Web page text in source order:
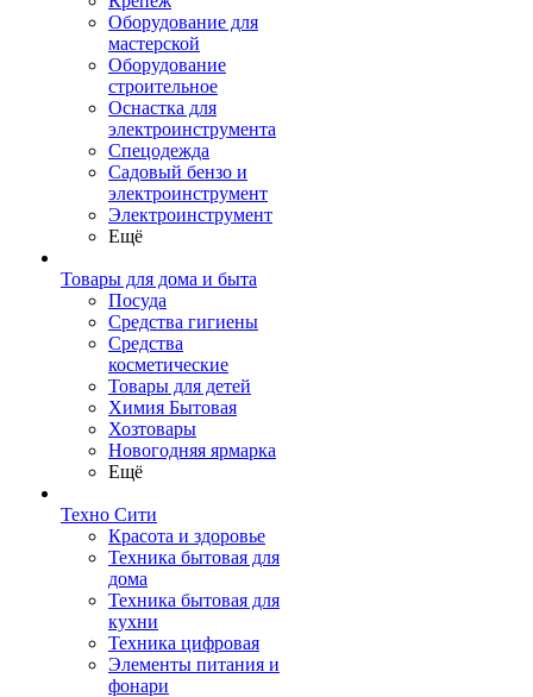
Оборудование для
мастерской
Оборудование
строительное
Оснастка для
электроинструмента
Спецодежда
Садовый бензо и
электроинструмент
Электроинструмент
Ещё
Товары для дома и быта
Посуда
Средства гигиены
Средства
косметические
Товары для детей
Химия Бытовая
Хозтовары
Новогодняя ярмарка
Ещё
Техно Сити
Красота и здоровье
Техника бытовая для
дома
Техника бытовая для
кухни
Техника цифровая
Элементы питания и
фонари